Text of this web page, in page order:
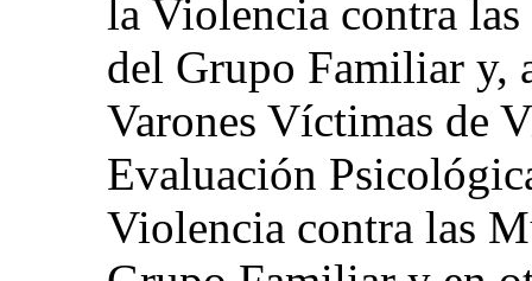
la Violencia contra
del Grupo Familiar y,
Varones Víctimas de
Evaluación
Violencia contra las